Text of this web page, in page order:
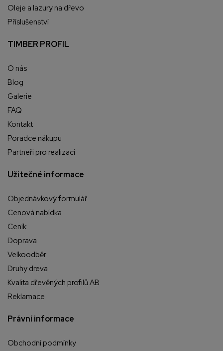
Oleje a lazury na dřevo
Příslušenství
TIMBER PROFIL
O nás
Blog
Galerie
FAQ
Kontakt
Poradce nákupu
Partneři pro realizaci
Užitečné informace
Objednávkový formulář
Cenová nabídka
Ceník
Doprava
Velkoodběr
Druhy dreva
Kvalita dřevěných profilů AB
Reklamace
Právní informace
Obchodní podmínky